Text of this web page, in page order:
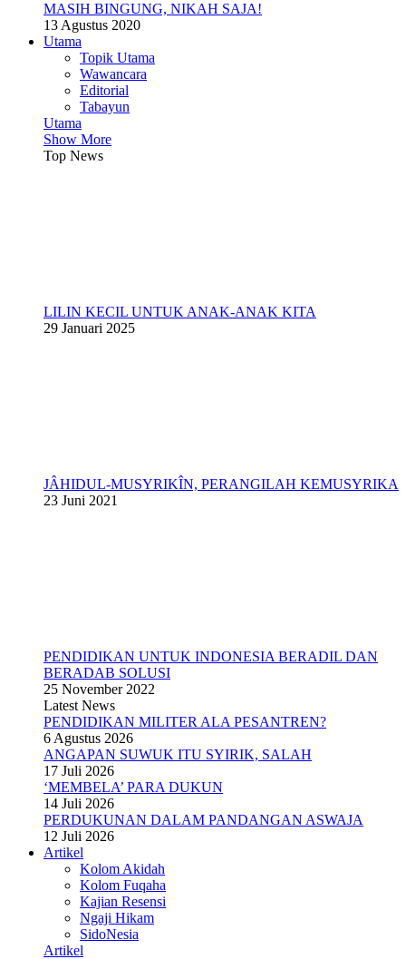
MASIH BINGUNG, NIKAH SAJA!
13 Agustus 2020
Utama
Topik Utama
Wawancara
Editorial
Tabayun
Utama
Show More
Top News
LILIN KECIL UNTUK ANAK-ANAK KITA
29 Januari 2025
JÂHIDUL-MUSYRIKÎN, PERANGILAH KEMUSYRIKA
23 Juni 2021
PENDIDIKAN UNTUK INDONESIA BERADIL DAN
BERADAB SOLUSI
25 November 2022
Latest News
PENDIDIKAN MILITER ALA PESANTREN?
6 Agustus 2026
ANGAPAN SUWUK ITU SYIRIK, SALAH
17 Juli 2026
‘MEMBELA’ PARA DUKUN
14 Juli 2026
PERDUKUNAN DALAM PANDANGAN ASWAJA
12 Juli 2026
Artikel
Kolom Akidah
Kolom Fuqaha
Kajian Resensi
Ngaji Hikam
SidoNesia
Artikel